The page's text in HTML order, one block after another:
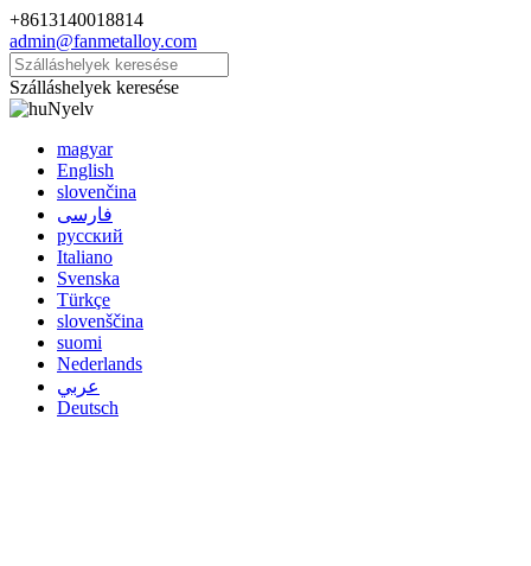
+8613140018814
admin@fanmetalloy.com
Szálláshelyek keresése
Nyelv
magyar
English
slovenčina
فارسی
русский
Italiano
Svenska
Türkçe
slovenščina
suomi
Nederlands
عربي
Deutsch